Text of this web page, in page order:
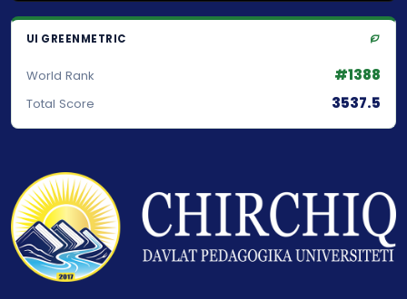
UI GREENMETRIC
World Rank #1388
Total Score 3537.5